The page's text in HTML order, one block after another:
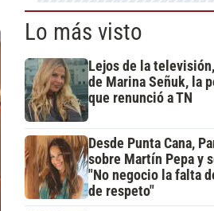
Lo más visto
Lejos de la
de Marina Señuk, la
que renunció a TN
Desde Punta Cana,
sobre Martín Pepa y
"No negocio la falta
de respeto"